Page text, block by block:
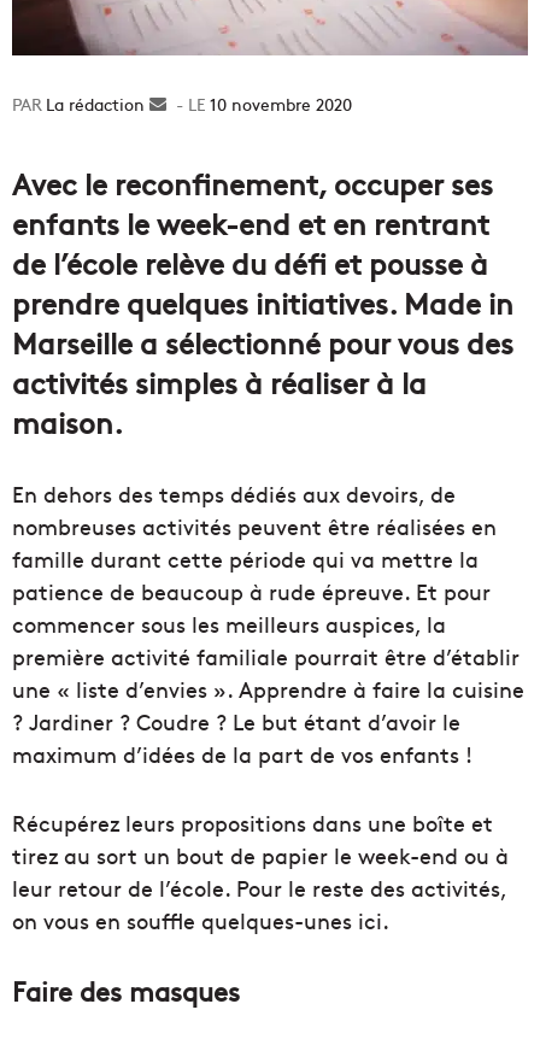
La rédaction
Envoyer10 novembre 2020
Avec le reconfinement, occuper ses
enfants le week-end et en rentrant
de l’école relève du défi et pousse à
prendre quelques initiatives. Made in
Marseille a sélectionné pour vous des
activités simples à réaliser à la
maison.
En dehors des temps dédiés aux devoirs, de
nombreuses activités peuvent être réalisées en
famille durant cette période qui va mettre la
patience de beaucoup à rude épreuve. Et pour
commencer sous les meilleurs auspices, la
première activité familiale pourrait être d’établir
une « liste d’envies ». Apprendre à faire la cuisine
? Jardiner ? Coudre ? Le but étant d’avoir le
maximum d’idées de la part de vos enfants !
Récupérez leurs propositions dans une boîte et
tirez au sort un bout de papier le week-end ou à
leur retour de l’école. Pour le reste des activités,
on vous en souffle quelques-unes ici.
Faire des masques